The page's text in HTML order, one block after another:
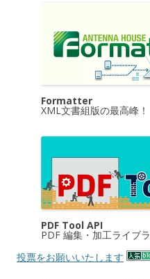
Formatter
XML文書組版の最高峰！
PDF Tool API
PDF 編集・加工ライブラ
投票をお願いいたします